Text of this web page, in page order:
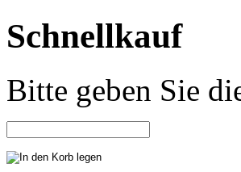
Schnellkauf
Bitte geben Sie